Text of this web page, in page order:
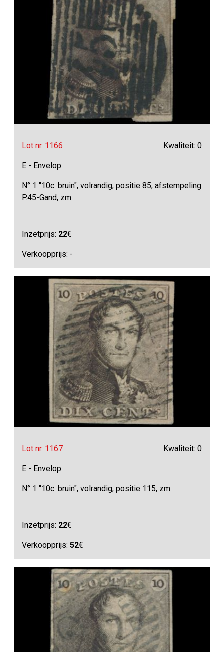
Lot nr. 1166 Kwaliteit: 0
E - Envelop
N° 1 "10c. bruin", volrandig, positie 85, afstempeling
P.45-Gand, zm
Inzetprijs: 22€
Verkoopprijs: -
Lot nr. 1167 Kwaliteit: 0
E - Envelop
N° 1 "10c. bruin", volrandig, positie 115, zm
Inzetprijs: 22€
Verkoopprijs:52€